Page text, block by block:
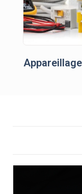
Appareillage